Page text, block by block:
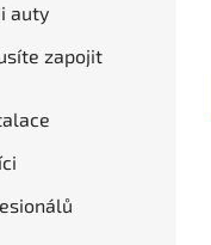
auty
zapojit